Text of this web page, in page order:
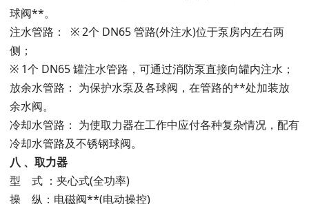
球阀**。
注水管路： ※ 2个 DN65 管路(外注水)位于泵房内左右两
侧；
※ 1个 DN65 罐注水管路，可通过消防泵直接向罐内注水；
放余水管路： 为保护水泵及各球阀，在管路的**处加装放
余水阀。
冷却水管路： 为使取力器在工作中应付各种复杂情况，配有
冷却水管路及不锈钢球阀。
八 、取力器
型 式 ：夹心式(全功率)
操 纵：电磁阀**(电动操控)